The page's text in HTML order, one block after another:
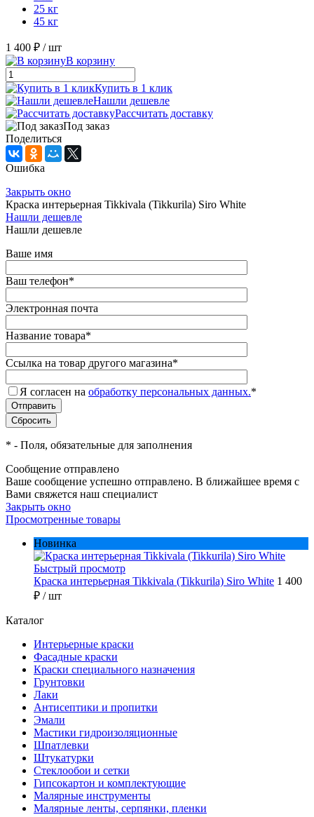
25 кг
45 кг
1 400 ₽ / шт
В корзину
Купить в 1 клик
Нашли дешевле
Рассчитать доставку
Под заказ
Поделиться
Ошибка
Закрыть окно
Краска интерьерная Tikkivala (Tikkurila) Siro White
Нашли дешевле
Нашли дешевле
Ваше имя
Ваш телефон*
Электронная почта
Название товара*
Ссылка на товар другого магазина*
Я согласен на обработку персональных данных.*
* - Поля, обязательные для заполнения
Сообщение отправлено
Ваше сообщение успешно отправлено. В ближайшее время с
Вами свяжется наш специалист
Закрыть окно
Просмотренные товары
Новинка
Быстрый просмотр
Краска интерьерная Tikkivala (Tikkurila) Siro White 1 400
₽ / шт
Каталог
Интерьерные краски
Фасадные краски
Краски специального назначения
Грунтовки
Лаки
Антисептики и пропитки
Эмали
Мастики гидроизоляционные
Шпатлевки
Штукатурки
Стеклообои и сетки
Гипсокартон и комплектующие
Малярные инструменты
Малярные ленты, серпянки, пленки